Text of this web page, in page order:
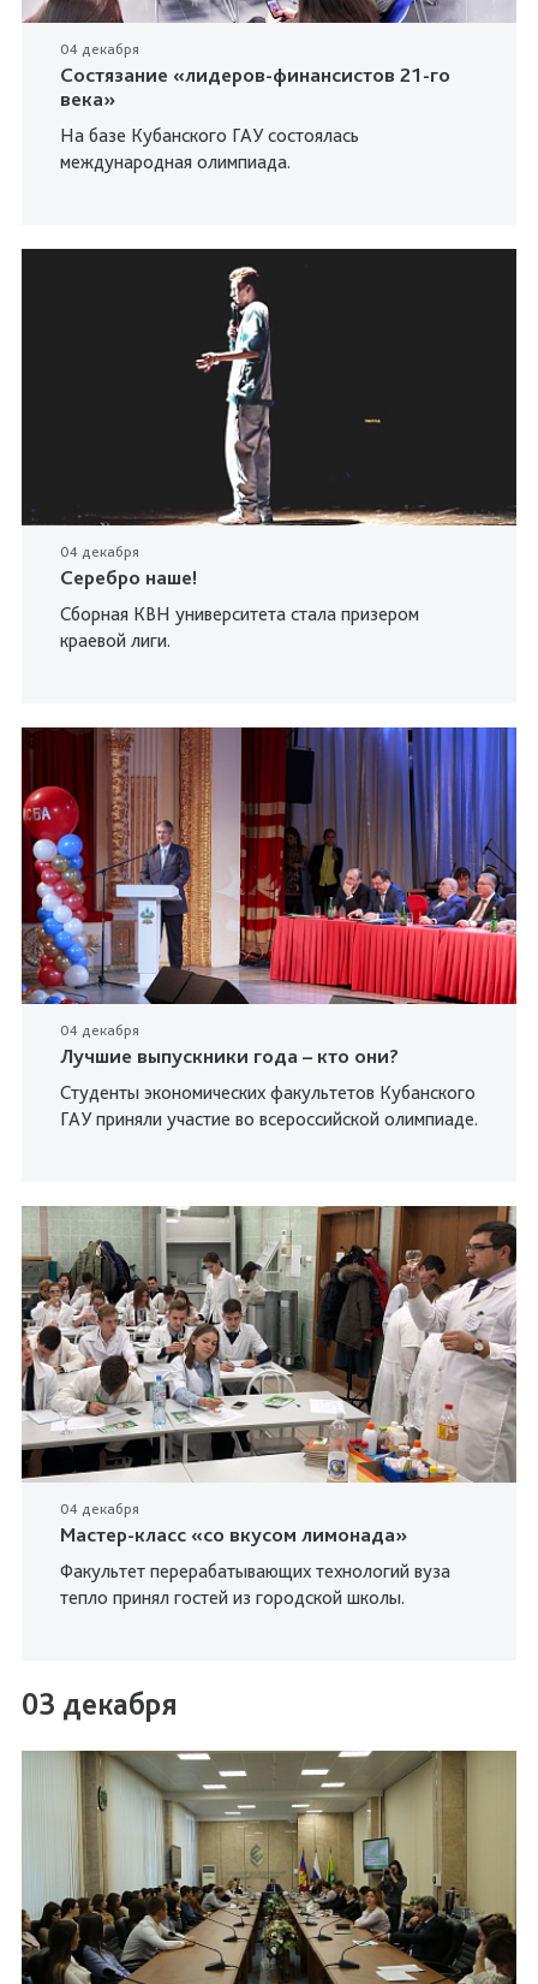
04 декабря
Состязание «лидеров-финансистов 21-го
века»
На базе Кубанского ГАУ состоялась
международная олимпиада.
04 декабря
Серебро наше!
Сборная КВН университета стала призером
краевой лиги.
04 декабря
Лучшие выпускники года – кто они?
Студенты экономических факультетов Кубанского
ГАУ приняли участие во всероссийской олимпиаде.
04 декабря
Мастер-класс «со вкусом лимонада»
Факультет перерабатывающих технологий вуза
тепло принял гостей из городской школы.
03 декабря